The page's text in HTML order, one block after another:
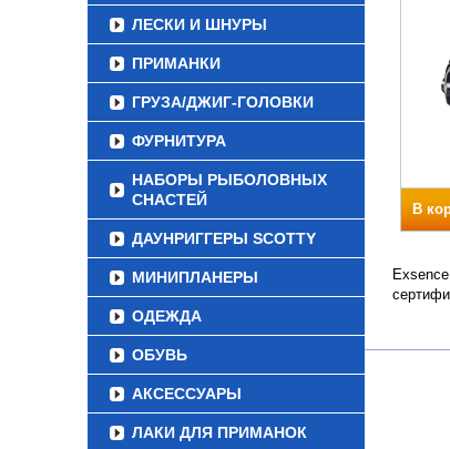
ЛЕСКИ И ШНУРЫ
ПРИМАНКИ
ГРУЗА/ДЖИГ-ГОЛОВКИ
ФУРНИТУРА
НАБОРЫ РЫБОЛОВНЫХ
СНАСТЕЙ
ДАУНРИГГЕРЫ SCOTTY
МИНИПЛАНЕРЫ
ОДЕЖДА
ОБУВЬ
АКСЕССУАРЫ
ЛАКИ ДЛЯ ПРИМАНОК
В